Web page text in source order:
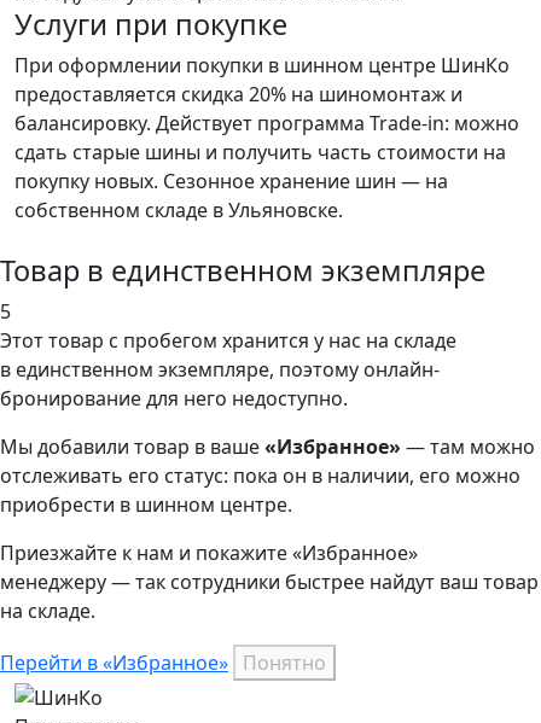
Услуги при покупке
При оформлении покупки в шинном центре ШинКо
предоставляется скидка 20% на шиномонтаж и
балансировку. Действует программа Trade-in: можно
сдать старые шины и получить часть стоимости на
покупку новых. Сезонное хранение шин — на
собственном складе в Ульяновске.
Товар в единственном экземпляре
5
Этот товар с пробегом хранится у нас на складе
в единственном экземпляре, поэтому онлайн-
бронирование для него недоступно.
Мы добавили товар в ваше«Избранное» — там можно
отслеживать его статус: пока он в наличии, его можно
приобрести в шинном центре.
Приезжайте к нам и покажите «Избранное»
менеджеру — так сотрудники быстрее найдут ваш товар
на складе.
Перейти в «Избранное» Понятно